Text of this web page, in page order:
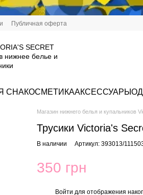
Публичная оферта
СНАКОСМЕТИКААКСЕССУАРЫ
Магазин нижнего белья и купальников
Трусики Victoria's
В наличии Артикул: 393013/
350 грн
Войти для отображения